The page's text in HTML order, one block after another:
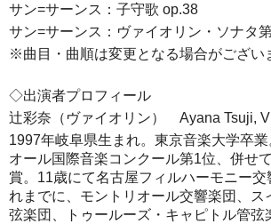
サン=サーンス：子守歌 op.38
サン=サーンス：ヴァイオリン・ソナタ
※曲目・曲順は変更となる場合がござい
◇出演者プロフィール
辻󠄀彩奈 （ヴァイオリン） Ayana Tsuji,
1997年岐阜県生まれ。東京音楽大学卒
オール国際音楽コンクール第1位、併せ
賞。11歳にて名古屋フィルハーモニー交
れまでに、モントリオール交響楽団、ス
弦楽団、トゥールーズ・キャピトル管弦